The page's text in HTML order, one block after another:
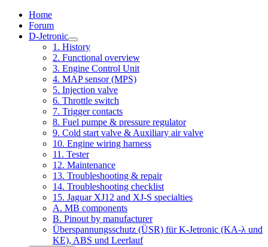
Home
Forum
D-Jetronic
1. History
2. Functional overview
3. Engine Control Unit
4. MAP sensor (MPS)
5. Injection valve
6. Throttle switch
7. Trigger contacts
8. Fuel pumpe & pressure regulator
9. Cold start valve & Auxiliary air valve
10. Engine wiring harness
11. Tester
12. Maintenance
13. Troubleshooting & repair
14. Troubleshooting checklist
15. Jaguar XJ12 and XJ-S specialties
A. MB components
B. Pinout by manufacturer
Überspannungsschutz (ÜSR) für K-Jetronic (KA-λ und
KE), ABS und Leerlauf